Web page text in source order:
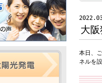
大
本日、
ネルを